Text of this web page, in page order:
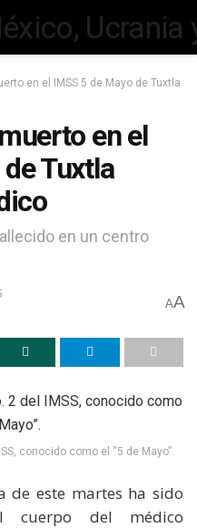
en el IMSS 5 de Mayo de Tuxtla
en el
Tuxtla
en un centro
AA
conocido como el “5 de Mayo”.
de este martes ha sido
cuerpo del médico